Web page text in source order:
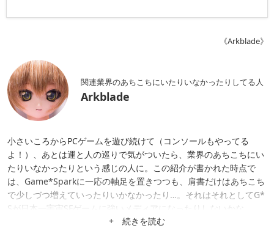
《Arkblade》
関連業界のあちこちにいたりいなかったりしてる人
Arkblade
小さいころからPCゲームを遊び続けて（コンソールもやってる
よ！）、あとは運と人の巡りで気がついたら、業界のあちこちにい
たりいなかったりという感じの人に。この紹介が書かれた時点で
は、Game*Sparkに一応の軸足を置きつつも、肩書だけはあちこち
で少しづつ増えていったりいかなかったり…。それはそれとしてG*
Sが日本一宇宙SFゲームに強いメディアになったりしないかな。
+ 続きを読む